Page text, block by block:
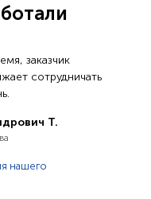
заказчик
сотрудничать
Т.
нашего